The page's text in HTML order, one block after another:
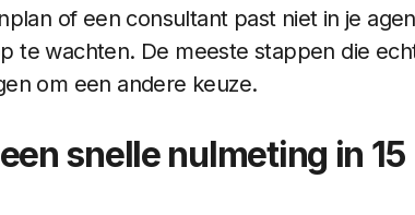
of een consultant past niet in je
te wachten. De meeste stappen die
om een andere keuze.
snelle nulmeting in 15